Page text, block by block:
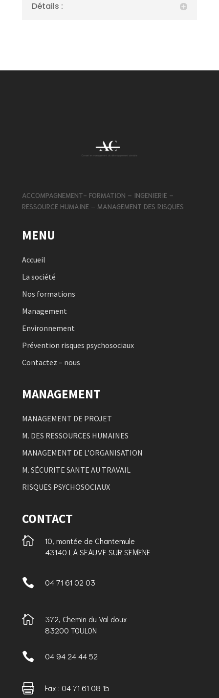
Détails :
ACCOMPAGNEMENT- FORMATION – INGENIERIE –
RESSOURCE HUMAINE – MANAGEMENT DES RISQUES
MENU
Accueil
La société
Nos formations
Management
Environnement
Prévention risques psychosociaux
Contactez – nous
MANAGEMENT
MANAGEMENT DE PROJET
M. DES RESSOURCES HUMAINES
MANAGEMENT DE L’ORGANISATION
M. SÉCURITE SANTE AU TRAVAIL
RISQUES PSYCHOSOCIAUX
CONTACT

10, montée de Chantemule
43140 LA SEAUVE SUR SEMENE
 04 71 61 02 03

372, Chemin du Val doux
83200 TOULON
 04 94 24 44 52
 Fax : 04 71 61 08 15